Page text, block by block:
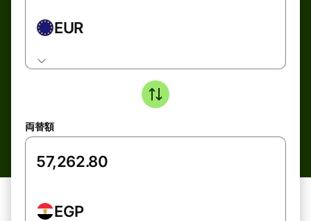
EUR
両替額
EGP